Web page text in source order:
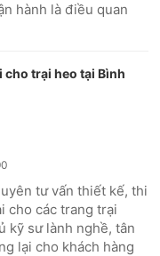
hành là điều quan
trại heo tại Bình
tư vấn thiết kế, thi
cho các trang trại
kỹ sư lành nghề, tân
lại cho khách hàng